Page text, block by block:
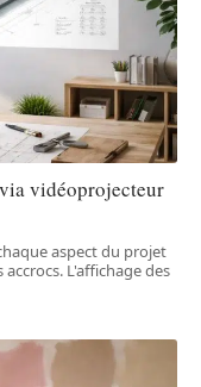
vidéoprojecteur
aspect du projet
L'affichage des